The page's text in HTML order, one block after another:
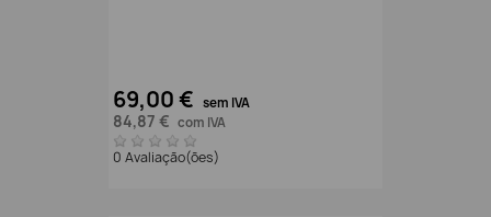
69,00 € sem IVA
84,87 € com IVA
0 Avaliação(ões)